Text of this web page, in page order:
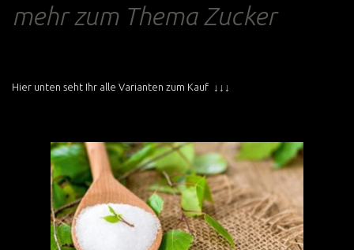
mehr zum Thema Zucker
Hier unten seht Ihr alle Varianten zum Kauf ↓↓↓